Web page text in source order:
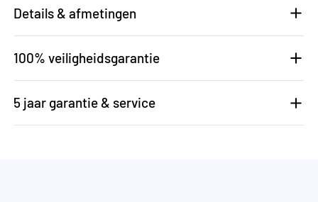
Details & afmetingen
100% veiligheidsgarantie
5 jaar garantie & service